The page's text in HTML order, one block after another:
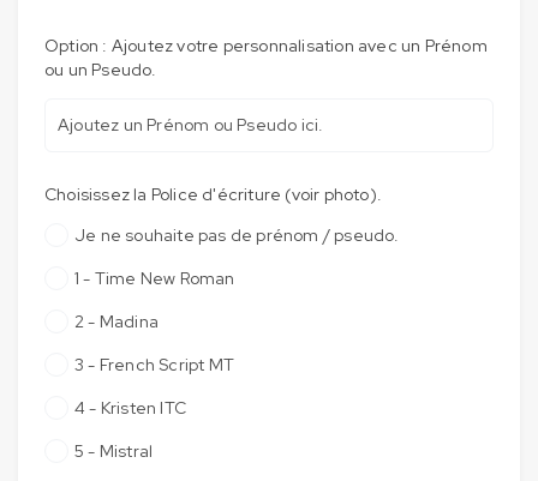
Option : Ajoutez votre personnalisation avec un Prénom
ou un Pseudo.
Choisissez la Police d'écriture (voir photo).
Je ne souhaite pas de prénom / pseudo.
1 - Time New Roman
2 - Madina
3 - French Script MT
4 - Kristen ITC
5 - Mistral